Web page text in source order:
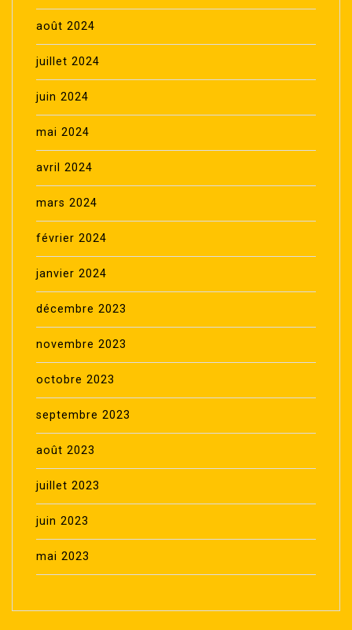
août 2024
juillet 2024
juin 2024
mai 2024
avril 2024
mars 2024
février 2024
janvier 2024
décembre 2023
novembre 2023
octobre 2023
septembre 2023
août 2023
juillet 2023
juin 2023
mai 2023